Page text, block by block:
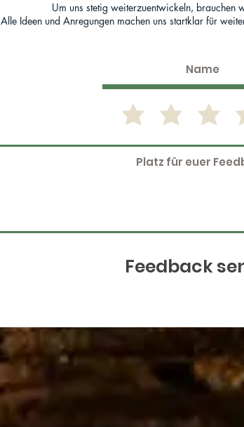
Um uns stetig weiterzuentwickeln, brauchen
Alle Ideen und Anregungen machen uns startklar für
Feedback